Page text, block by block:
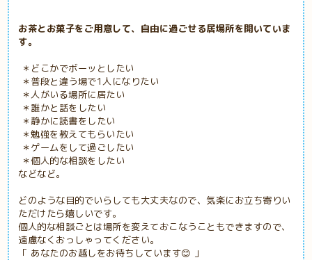
お茶とお菓子をご用意して、自由に過ごせる居場所を開いていま
す。
＊どこかでボーッとしたい
＊普段と違う場で1人になりたい
＊人がいる場所に居たい
＊誰かと話をしたい
＊静かに読書をしたい
＊勉強を教えてもらいたい
＊ゲームをして過ごしたい
＊個人的な相談をしたい
などなど。
どのような目的でいらしても大丈夫なので、気楽にお立ち寄りい
ただけたら嬉しいです。
個人的な相談ごとは場所を変えておこなうこともできますので、
遠慮なくおっしゃってください。
「 あなたのお越しをお待ちしています😊 」